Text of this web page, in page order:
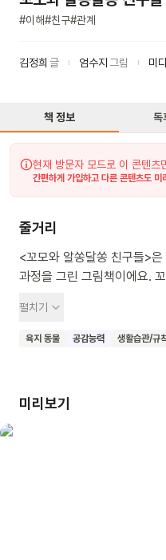
#이해#친구#관계
김정희 글 엄수지 그림 미
책 정보 독
현재 방문자 모드로 이 콘텐츠
간편하게 가입하고 다른 콘텐츠도 미
줄거리
<꼬모와 알쏭달쏭 친구들>
과정을 그린 그림책이에요. 꼬모는 숲속에서 쿵쿵 괴물을 만나요.
괴물의 정체를 알게 돼요. 사
아니라 새로운 친구였어요. 이 책은 처음 보는 친구나 낯선
친구를 만날 때 열린 마음으
펼치기
육지 동물 공감능력 생활습관/규
미리보기